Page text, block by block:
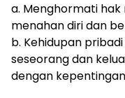
a. Menghormati
menahan diri dan
b. Kehidupan
seseorang dan
dengan